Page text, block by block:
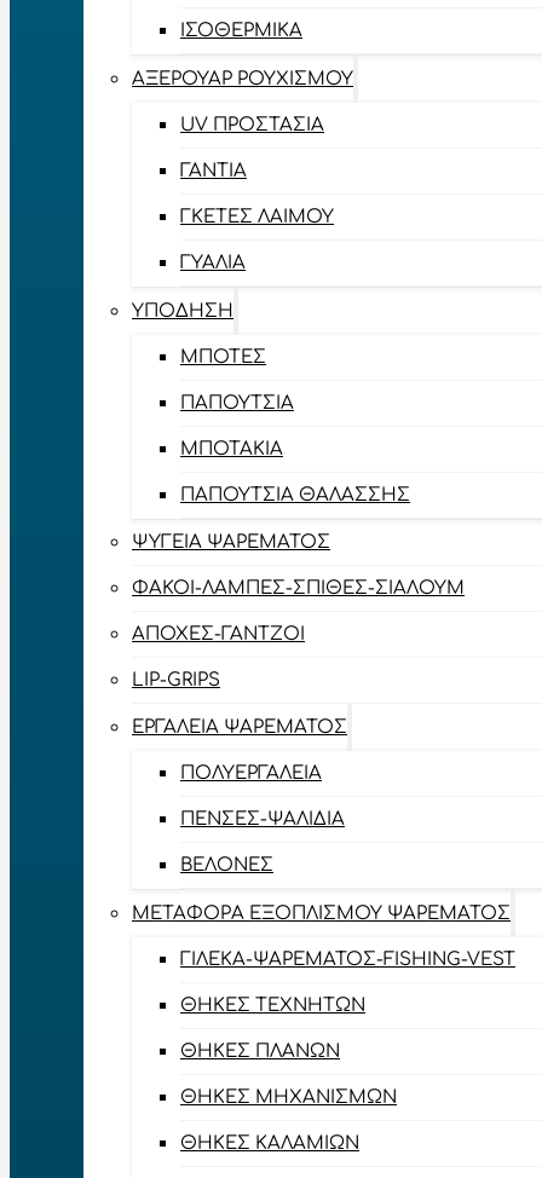
ΙΣΟΘΕΡΜΙΚΆ
ΑΞΕΡΟΥΆΡ ΡΟΥΧΙΣΜΟΎ
UV ΠΡΟΣΤΑΣΊΑ
ΓΆΝΤΙΑ
ΓΚΈΤΕΣ ΛΑΊΜΟΥ
ΓΥΑΛΙΆ
ΥΠΌΔΗΣΗ
ΜΠΌΤΕΣ
ΠΑΠΟΎΤΣΙΑ
ΜΠΟΤΆΚΙΑ
ΠΑΠΟΎΤΣΙΑ ΘΑΛΆΣΣΗΣ
ΨΥΓΕΊΑ ΨΑΡΈΜΑΤΟΣ
ΦΑΚΟΊ-ΛΆΜΠΕΣ-ΣΠΊΘΕΣ-ΣΊΑΛΟΥΜ
ΑΠΌΧΕΣ-ΓΆΝΤΖΟΙ
LIP-GRIPS
EΡΓΑΛΕΊΑ ΨΑΡΈΜΑΤΟΣ
ΠΟΛΥΕΡΓΑΛΕΊΑ
ΠΈΝΣΕΣ-ΨΑΛΊΔΙΑ
ΒΕΛΌΝΕΣ
ΜΕΤΑΦΟΡΆ ΕΞΟΠΛΙΣΜΟΎ ΨΑΡΈΜΑΤΟΣ
ΓΙΛΈΚΑ-ΨΑΡΈΜΑΤΟΣ-FISHING-VEST
ΘΉΚΕΣ ΤΕΧΝΗΤΏΝ
ΘΉΚΕΣ ΠΛΆΝΩΝ
ΘΉΚΕΣ ΜΗΧΑΝΙΣΜΏΝ
ΘΉΚΕΣ ΚΑΛΑΜΙΏΝ